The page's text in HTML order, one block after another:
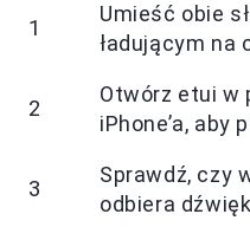
1
Umieść obie
ładującym na
2
Otwórz etui w
iPhone’a, aby
3
Sprawdź, czy
odbiera